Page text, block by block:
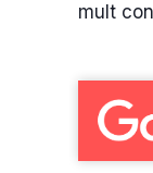
mult